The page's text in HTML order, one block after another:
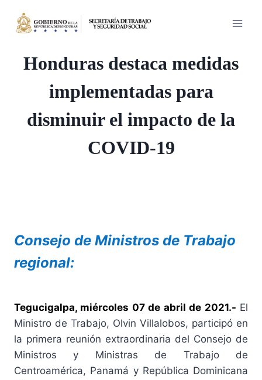
Honduras destaca medidas
implementadas para
disminuir el impacto de la
COVID-19
Consejo de Ministros de Trabajo
regional:
Tegucigalpa, miércoles 07 de abril de 2021.- El
Ministro de Trabajo, Olvin Villalobos, participó en
la primera reunión extraordinaria del Consejo de
Ministros y Ministras de Trabajo de
Centroamérica, Panamá y República Dominicana